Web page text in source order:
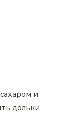
и
дольки